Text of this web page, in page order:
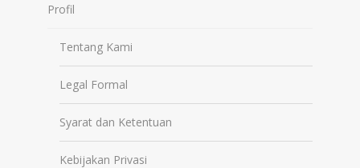
Profil
Tentang Kami
Legal Formal
Syarat dan Ketentuan
Kebijakan Privasi